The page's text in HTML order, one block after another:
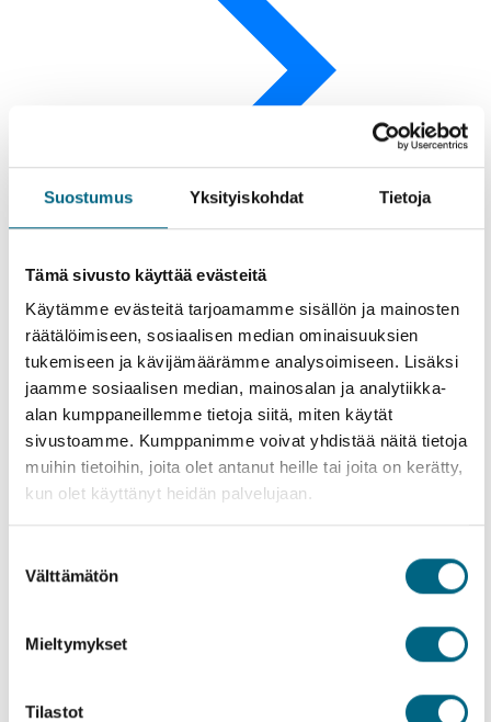
Suostumus Yksityiskohdat Tietoja
Tämä sivusto käyttää evästeitä
Käytämme evästeitä tarjoamamme sisällön ja mainosten
räätälöimiseen, sosiaalisen median ominaisuuksien
tukemiseen ja kävijämäärämme analysoimiseen. Lisäksi
jaamme sosiaalisen median, mainosalan ja analytiikka-
alan kumppaneillemme tietoja siitä, miten käytät
sivustoamme. Kumppanimme voivat yhdistää näitä tietoja
muihin tietoihin, joita olet antanut heille tai joita on kerätty,
kun olet käyttänyt heidän palvelujaan.
valinta
Välttämätön
Mieltymykset
Tilastot
Kristinan matkanjohtajat